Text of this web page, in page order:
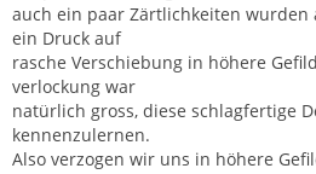
auch ein paar Zärtlichkeiten wurden
ein Druck auf
rasche Verschiebung in höhere
verlockung war
natürlich gross, diese schlagfertige
kennenzulernen.
Also verzogen wir uns in höhere